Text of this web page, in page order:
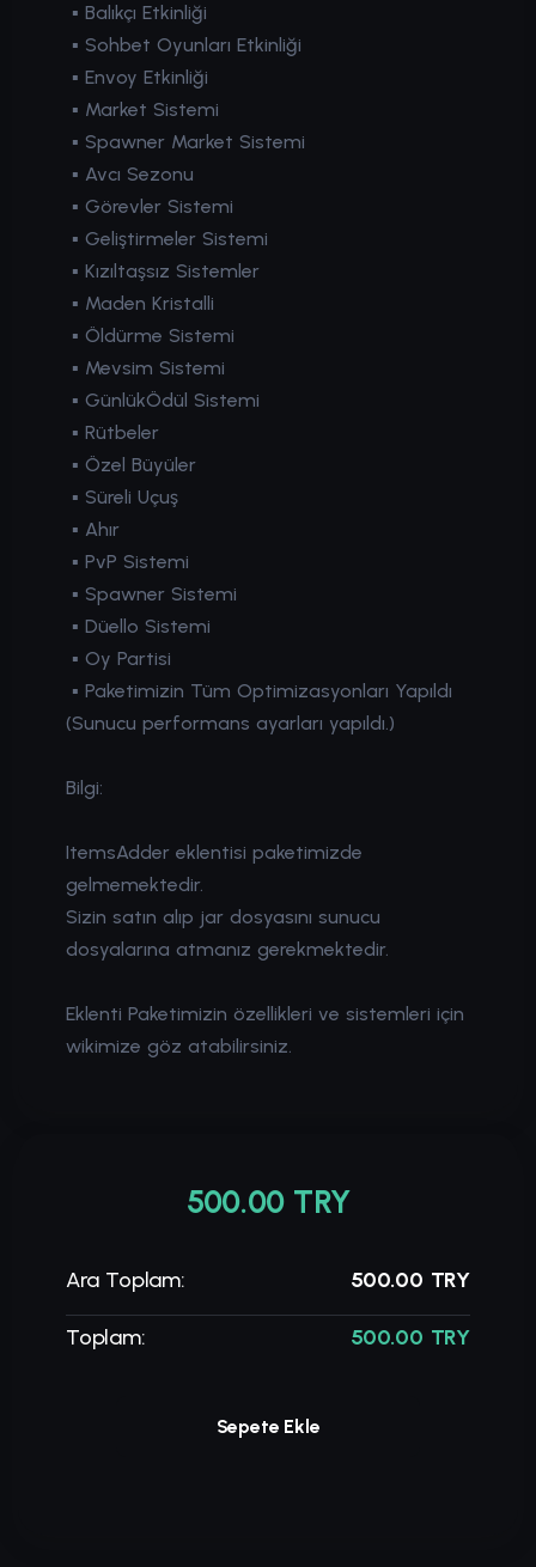
▪ Balıkçı Etkinliği
▪ Sohbet Oyunları Etkinliği
▪ Envoy Etkinliği
▪ Market Sistemi
▪ Spawner Market Sistemi
▪ Avcı Sezonu
▪ Görevler Sistemi
▪ Geliştirmeler Sistemi
▪ Kızıltaşsız Sistemler
▪ Maden Kristalli
▪ Öldürme Sistemi
▪ Mevsim Sistemi
▪ GünlükÖdül Sistemi
▪ Rütbeler
▪ Özel Büyüler
▪ Süreli Uçuş
▪ Ahır
▪ PvP Sistemi
▪ Spawner Sistemi
▪ Düello Sistemi
▪ Oy Partisi
▪ Paketimizin Tüm Optimizasyonları Yapıldı
(Sunucu performans ayarları yapıldı.)
Bilgi:
ItemsAdder eklentisi paketimizde
gelmemektedir.
Sizin satın alıp jar dosyasını sunucu
dosyalarına atmanız gerekmektedir.
Eklenti Paketimizin özellikleri ve sistemleri için
wikimize göz atabilirsiniz.
500.00 TRY
Ara Toplam: 500.00 TRY
Toplam: 500.00 TRY
Sepete Ekle